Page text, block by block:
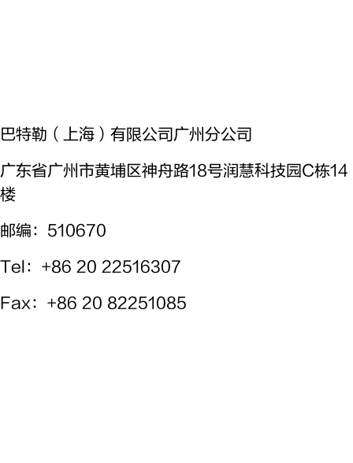
巴特勒（上海）有限公司广州分公司
广东省广州市黄埔区神舟路18号润慧科技园C栋14
楼
邮编：510670
Tel ：+86 20 22516307
Fax：+86 20 82251085